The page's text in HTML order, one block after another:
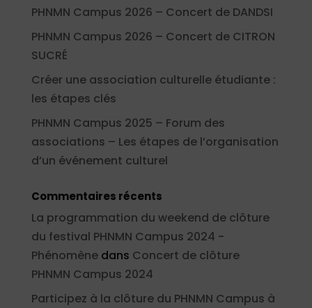
PHNMN Campus 2026 – Concert de DANDSI
PHNMN Campus 2026 – Concert de CITRON
SUCRÉ
Créer une association culturelle étudiante :
les étapes clés
PHNMN Campus 2025 – Forum des
associations – Les étapes de l’organisation
d’un événement culturel
Commentaires récents
La programmation du weekend de clôture
du festival PHNMN Campus 2024 -
Phénomènedans Concert de clôture
PHNMN Campus 2024
Participez à la clôture du PHNMN Campus à